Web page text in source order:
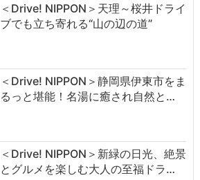
＜Drive! NIPPON＞天理～桜井ドライ
ブでも立ち寄れる“山の辺の道”
＜Drive! NIPPON＞静岡県伊東市をま
るっと堪能！名湯に癒され自然と…
＜Drive! NIPPON＞新緑の日光、絶景
とグルメを楽しむ大人の至福ドラ…